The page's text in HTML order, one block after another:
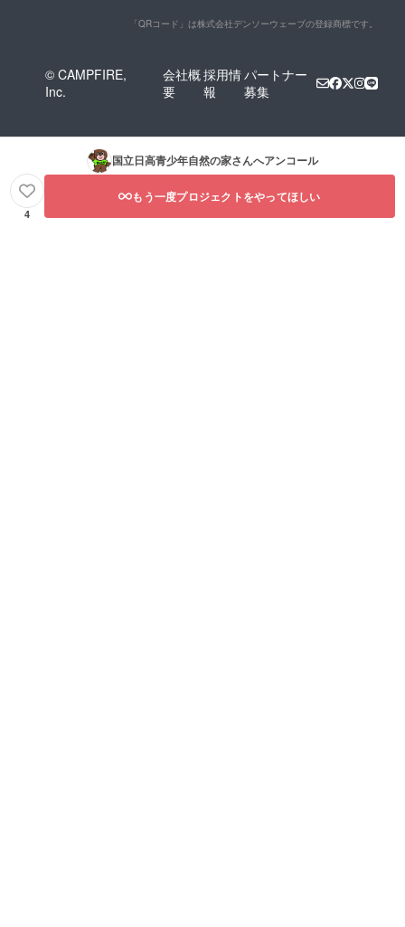
「QRコード」は株式会社デンソーウェーブの登録商標です。
© CAMPFIRE,
Inc.
会社概
要
採用情
報
パートナー
募集
国立日高青少年自然の家さんへアンコール
4
もう一度プロジェクトをやってほしい